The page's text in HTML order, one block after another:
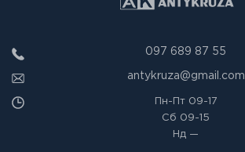
097 689 87 55
antykruza@gmail.com
Пн-Пт09-17
Сб 09-15
Нд —